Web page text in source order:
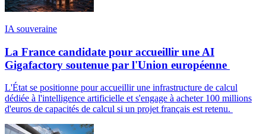
IA souveraine
La France candidate pour accueillir une AI
Gigafactory soutenue par l'Union européenne
L'État se positionne pour accueillir une infrastructure de calcul
dédiée à l'intelligence artificielle et s'engage à acheter 100 millions
d'euros de capacités de calcul si un projet français est retenu.